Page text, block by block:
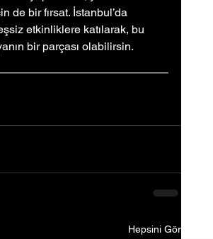
de bir fırsat. İstanbul’da
etkinliklere katılarak, bu
bir parçası olabilirsin.
Hepsini Gör